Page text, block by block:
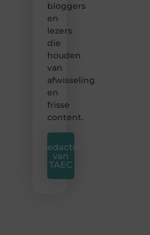
bloggers
en
lezers
die
houden
van
afwisseling
en
frisse
content.
Redactie
van
TAEC